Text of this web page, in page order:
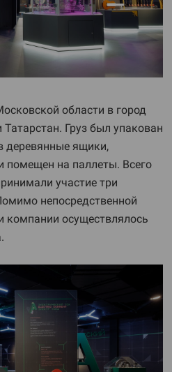
области в город
Груз был упакован
деревянные ящики,
помещен на паллеты. Всего
участие три
непосредственной
компании осуществлялось